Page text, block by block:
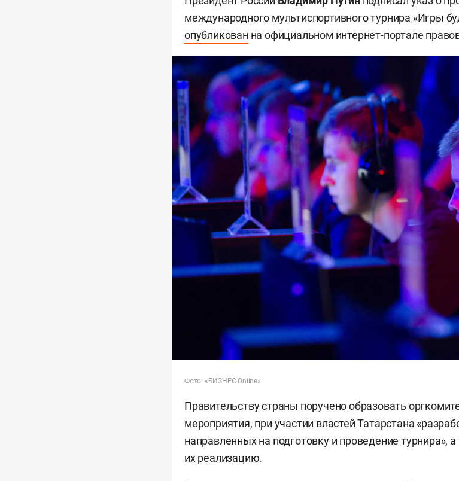
международного мультиспортивного турнира «Игры
опубликован на официальном интернет-портале
Фото: «БИЗНЕС Online»
Правительству страны поручено образовать
мероприятия, при участии властей Татарстана
направленных на подготовку и проведение турнира»,
их реализацию.